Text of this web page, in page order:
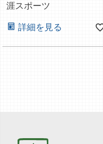
涯スポーツ
詳細を見る